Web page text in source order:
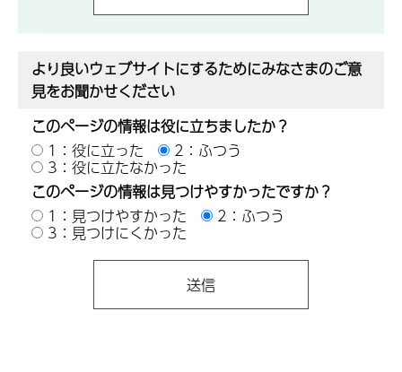
より良いウェブサイトにするためにみなさまのご意
見をお聞かせください
このページの情報は役に立ちましたか？
1：役に立った
2：ふつう
3：役に立たなかった
このページの情報は見つけやすかったですか？
1：見つけやすかった
2：ふつう
3：見つけにくかった